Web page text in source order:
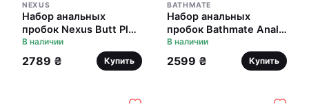
NEXUS
Набор анальных
пробок Nexus Butt Plug
Trio, макс. диаметр 3–
4–5 см
В наличии
2789 ₴ Купить
BATHMATE
Набор анальных
пробок Bathmate Anal
Training Plugs, диаметр
2,5см - 3,1см - 3,8см
В наличии
2599 ₴ Купить